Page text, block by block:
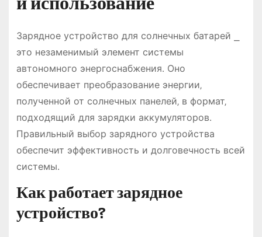
Зарядное устройство для солнечных батарей ⎯
это незаменимый элемент системы
автономного энергоснабжения․ Оно
обеспечивает преобразование энергии‚
полученной от солнечных панелей‚ в формат‚
подходящий для зарядки аккумуляторов․
Правильный выбор зарядного устройства
обеспечит эффективность и долговечность всей
системы․
Как работает зарядное
устройство?